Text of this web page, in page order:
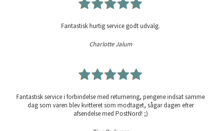
Fantastisk hurtig service godt udvalg.
Charlotte Jalum
Fantastisk service i forbindelse med returnering, pengene indsat samme
dag som varen blev kvitteret som modtaget, sågar dagen efter
afsendelse med PostNord! ;)